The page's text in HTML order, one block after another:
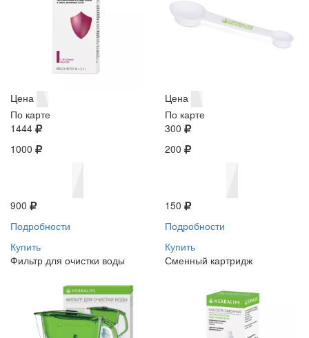
Цена
По карте
1444
1000
900
Подробности
Купить
Цена
По карте
300
200
150
Подробности
Купить
Фильтр для очистки воды
Сменный картридж